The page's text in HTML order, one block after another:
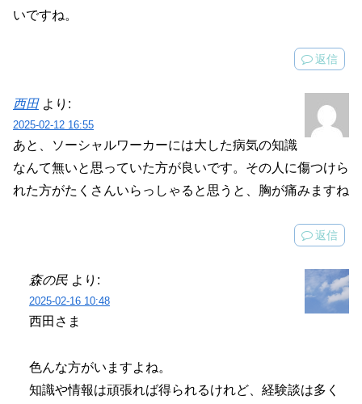
いですね。
返信
西田 より:
2025-02-12 16:55
あと、ソーシャルワーカーには大した病気の知識
なんて無いと思っていた方が良いです。その人に傷つけら
れた方がたくさんいらっしゃると思うと、胸が痛みますね
返信
森の民 より:
2025-02-16 10:48
西田さま
色んな方がいますよね。
知識や情報は頑張れば得られるけれど、経験談は多く